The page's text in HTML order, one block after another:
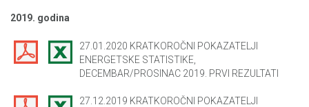
2019. godina
27.01.2020 KRATKOROČNI POKAZATELJI
ENERGETSKE STATISTIKE,
DECEMBAR/PROSINAC 2019. PRVI REZULTATI
27.12.2019 KRATKOROČNI POKAZATELJI